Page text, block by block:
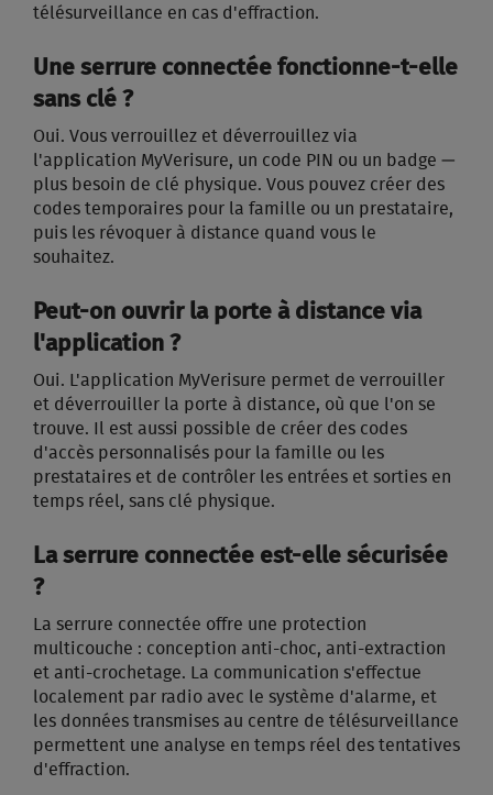
télésurveillance en cas d'effraction.
Une serrure connectée fonctionne-t-elle
sans clé ?
Oui. Vous verrouillez et déverrouillez via
l'application MyVerisure, un code PIN ou un badge —
plus besoin de clé physique. Vous pouvez créer des
codes temporaires pour la famille ou un prestataire,
puis les révoquer à distance quand vous le
souhaitez.
Peut-on ouvrir la porte à distance via
l'application ?
Oui. L'application MyVerisure permet de verrouiller
et déverrouiller la porte à distance, où que l'on se
trouve. Il est aussi possible de créer des codes
d'accès personnalisés pour la famille ou les
prestataires et de contrôler les entrées et sorties en
temps réel, sans clé physique.
La serrure connectée est-elle sécurisée
?
La serrure connectée offre une protection
multicouche : conception anti-choc, anti-extraction
et anti-crochetage. La communication s'effectue
localement par radio avec le système d'alarme, et
les données transmises au centre de télésurveillance
permettent une analyse en temps réel des tentatives
d'effraction.